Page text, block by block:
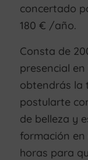
concertado
180 € /año.
Consta de
presencial
obtendrás la
postularte
de belleza y
formación
horas para